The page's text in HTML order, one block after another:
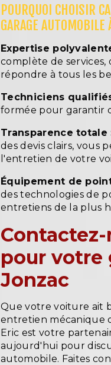
POURQUOI CHOISIR
GARAGE AUTOMOBILE
Expertise
complète de
répondre à tous les
Techniciens
formée pour garantir
Transparence totale
des devis clairs, vous
l'entretien de votre
Équipement de
des technologies de
entretiens de la plus
pour votre
Jonzac
Que votre voiture ait
entretien mécanique
Eric est votre
aujourd'hui pour
automobile. Faites